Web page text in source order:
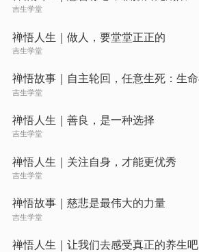
吉生学堂
禅悟人生｜做人，要堂堂正正的
吉生学堂
吉生学堂
禅悟人生｜善良，是一种选择
吉生学堂
禅悟人生｜关注自身，才能更优秀
吉生学堂
禅悟故事｜慈悲是最伟大的力量
吉生学堂
禅悟人生｜让我们去感受真正的养生吧